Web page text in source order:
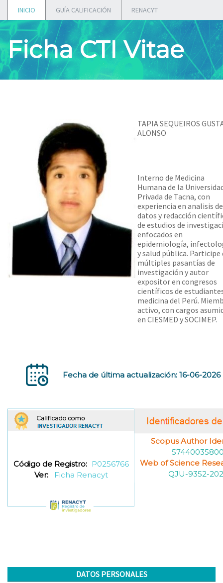
INICIO GUÍA CALIFICACIÓN RENACYT
Ficha CTI Vitae
TAPIA SEQUEIROS
ALONSO
Interno de Medicina
Humana de la
Privada de Tacna, con
experiencia en analisis de
datos y redacción
de estudios de
enfocados en
epidemiología,
y salud pública. Participe
múltiples pasantías de
investigación y autor
expositor en congresos
científicos de
medicina del Perú.
activo, con cargos
en CIESMED y SOCIMEP.
Fecha de última actualización: 16-06-2026
Código de Registro: P0256766
Ver:
Ficha Renacyt
Scopus Author
Web of Science
QJU-9352-
DATOS PERSONALES